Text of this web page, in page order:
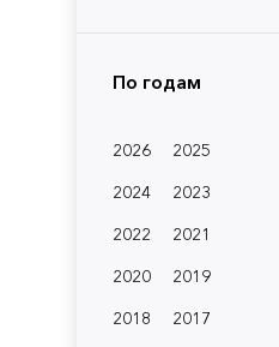
По годам
2026
2025
2024
2023
2022
2021
2020
2019
2018
2017